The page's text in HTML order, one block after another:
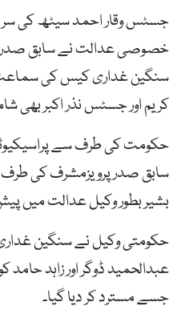
جسٹس وقار احمد سیٹھ کی
خصوصی عدالت نے سابق صدر
سنگین غداری کیس کی
کریم اور جسٹس نذر اکبر بھی
حکومت کی طرف سے
سابق صدر پرویزمشرف کی
بشیر بطور وکیل عدالت میں
حکومتی وکیل نے سنگین
عبدالحمید ڈوگر اور زاہد حامد
جسے مسترد کر دیا گیا۔